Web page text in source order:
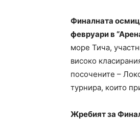
Финалната
февруари в
море Тича,
високо
посочените –
турнира, които
Жребият за